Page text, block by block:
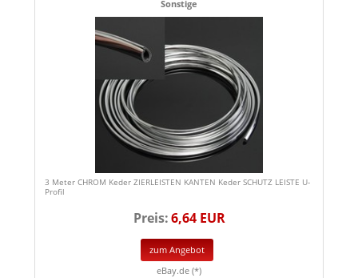
Sonstige
3 Meter CHROM Keder ZIERLEISTEN KANTEN Keder SCHUTZ LEISTE U-
Profil
Preis:6,64 EUR
zum Angebot
eBay.de (*)